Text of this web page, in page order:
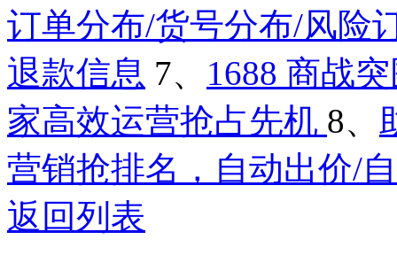
订单分布/货号分布/风险
退款信息 7、 1688 商战
家高效运营抢占先机 8、
营销抢排名，自动出价/
返回列表